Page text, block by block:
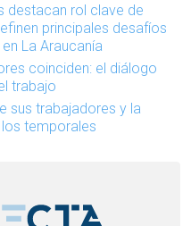
destacan rol clave de
principales desafíos
La Araucanía
coinciden: el diálogo
trabajo
sus trabajadores y la
temporales